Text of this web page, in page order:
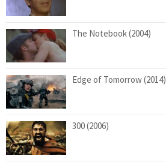
The Notebook (2004)
Edge of Tomorrow (2014)
300 (2006)